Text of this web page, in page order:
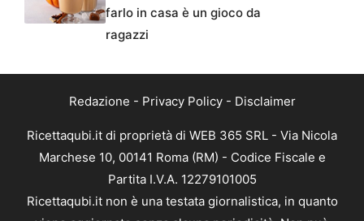
farlo in casa è un gioco da
ragazzi
Redazione - Privacy Policy- Disclaimer
Ricettaqubi.it di proprietà di WEB 365 SRL - Via Nicola
Marchese 10, 00141 Roma (RM) - Codice Fiscale e
Partita I.V.A. 12279101005
Ricettaqubi.it non è una testata giornalistica, in quanto